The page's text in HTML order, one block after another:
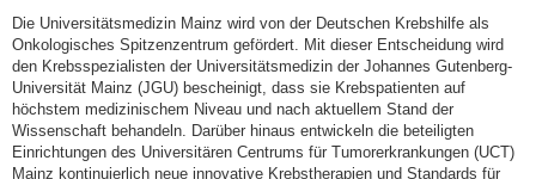
Die Universitätsmedizin Mainz wird von der Deutschen Krebshilfe als
Onkologisches Spitzenzentrum gefördert. Mit dieser Entscheidung wird
den Krebsspezialisten der Universitätsmedizin der Johannes Gutenberg-
Universität Mainz (JGU) bescheinigt, dass sie Krebspatienten auf
höchstem medizinischem Niveau und nach aktuellem Stand der
Wissenschaft behandeln. Darüber hinaus entwickeln die beteiligten
Einrichtungen des Universitären Centrums für Tumorerkrankungen (UCT)
Mainz kontinuierlich neue innovative Krebstherapien und Standards für